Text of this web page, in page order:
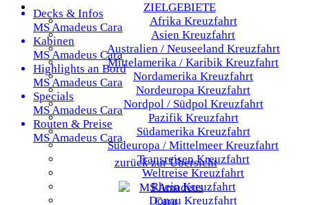
ZIELGEBIETE
Afrika Kreuzfahrt
Asien Kreuzfahrt
Australien / Neuseeland Kreuzfahrt
Mittelamerika / Karibik Kreuzfahrt
Nordamerika Kreuzfahrt
Nordeuropa Kreuzfahrt
Nordpol / Südpol Kreuzfahrt
Pazifik Kreuzfahrt
Südamerika Kreuzfahrt
Südeuropa / Mittelmeer Kreuzfahrt
TransreisenKreuzfahrt
Weltreise Kreuzfahrt
RheinKreuzfahrt
Donau Kreuzfahrt
Decks & Infos
MS Amadeus Cara
Kabinen
MS Amadeus Cara
Highlights an Bord
MS Amadeus Cara
Specials
MS Amadeus Cara
Routen & Preise
MS Amadeus Cara
zurück zur Übersicht